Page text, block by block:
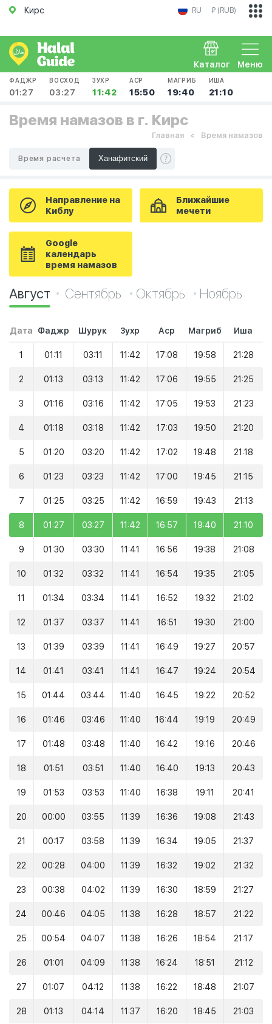
Кирс RU ₽ (RUB)
Меню
Каталог
ФАДЖР
01:27
ВОСХОД
03:27
ЗУХР
11:42
АСР
15:50
МАГРИБ
19:40
ИША
21:10
Время намазов в г. Кирс
Главная Время намазов
Время расчета
Направление на
Киблу
Ближайшие
мечети
Google
календарь
время намазов
Август Сентябрь Октябрь Ноябрь
Дата Фаджр Шурук Зухр Аср Магриб Иша
1 01:11 03:11 11:42 17:08 19:58 21:28
2 01:13 03:13 11:42 17:06 19:55 21:25
3 01:16 03:16 11:42 17:05 19:53 21:23
4 01:18 03:18 11:42 17:03 19:50 21:20
5 01:20 03:20 11:42 17:02 19:48 21:18
6 01:23 03:23 11:42 17:00 19:45 21:15
7 01:25 03:25 11:42 16:59 19:43 21:13
8 01:27 03:27 11:42 16:57 19:40 21:10
9 01:30 03:30 11:41 16:56 19:38 21:08
10 01:32 03:32 11:41 16:54 19:35 21:05
11 01:34 03:34 11:41 16:52 19:32 21:02
12 01:37 03:37 11:41 16:51 19:30 21:00
13 01:39 03:39 11:41 16:49 19:27 20:57
14 01:41 03:41 11:41 16:47 19:24 20:54
15 01:44 03:44 11:40 16:45 19:22 20:52
16 01:46 03:46 11:40 16:44 19:19 20:49
17 01:48 03:48 11:40 16:42 19:16 20:46
18 01:51 03:51 11:40 16:40 19:13 20:43
19 01:53 03:53 11:40 16:38 19:11 20:41
20 00:00 03:55 11:39 16:36 19:08 21:43
21 00:17 03:58 11:39 16:34 19:05 21:37
22 00:28 04:00 11:39 16:32 19:02 21:32
23 00:38 04:02 11:39 16:30 18:59 21:27
24 00:46 04:05 11:38 16:28 18:57 21:22
25 00:54 04:07 11:38 16:26 18:54 21:17
26 01:01 04:09 11:38 16:24 18:51 21:12
27 01:07 04:12 11:38 16:22 18:48 21:07
28 01:13 04:14 11:37 16:20 18:45 21:03